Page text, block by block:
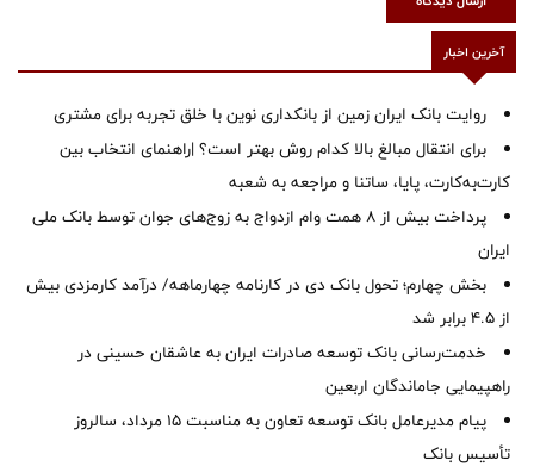
آخرین اخبار
روایت بانک ایران زمین از بانکداری نوین با خلق تجربه برای مشتری
برای انتقال مبالغ بالا کدام روش بهتر است؟ |راهنمای انتخاب بین
کارت‌به‌کارت، پایا، ساتنا و مراجعه به شعبه
پرداخت بیش از ۸ همت وام ازدواج به زوج‌های جوان توسط بانک ملی
ایران
بخش چهارم؛ تحول بانک دی در کارنامه چهارماهه/ درآمد کارمزدی بیش
از ۴.۵ برابر شد
خدمت‌رسانی بانک توسعه صادرات ایران به عاشقان حسینی در
راهپیمایی جاماندگان اربعین
پیام مدیرعامل بانک توسعه تعاون به مناسبت 15 مرداد، سالروز
تأسیس بانک